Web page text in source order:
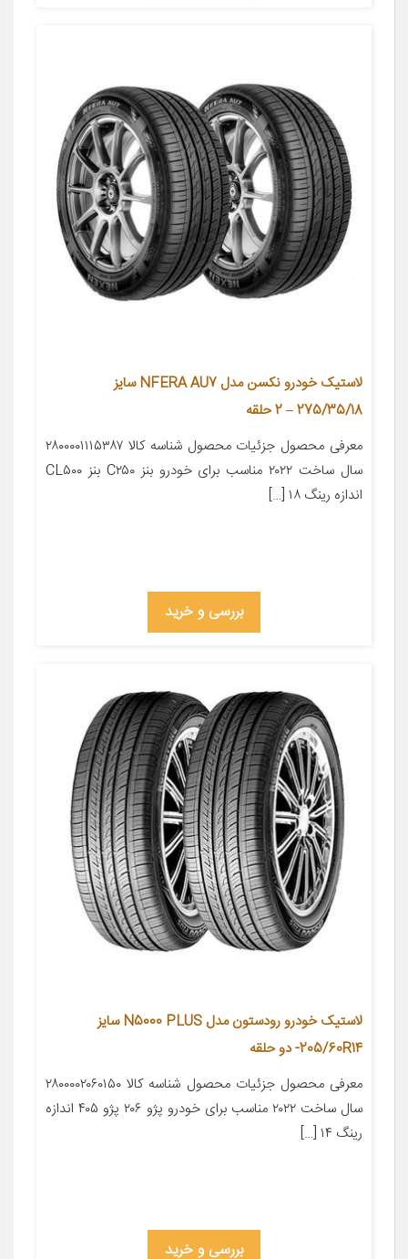
لاستیک خودرو نکسن مدل NFERA AU7 سایز
275/35/18 – 2 حلقه
معرفی محصول جزئیات محصول شناسه کالا ۲۸۰۰۰۰۱۱۱۵۳۸۷
سال ساخت ۲۰۲۲ مناسب برای خودرو بنز C۲۵۰ بنز CL۵۰۰
اندازه رینگ ۱۸ […]
بررسی و خرید
لاستیک خودرو رودستون مدل N5000 PLUS سایز
205/60R14- دو حلقه
معرفی محصول جزئیات محصول شناسه کالا ۲۸۰۰۰۰۲۰۶۰۱۵۰
سال ساخت ۲۰۲۲ مناسب برای خودرو پژو ۲۰۶ پژو ۴۰۵ اندازه
رینگ ۱۴ […]
بررسی و خرید